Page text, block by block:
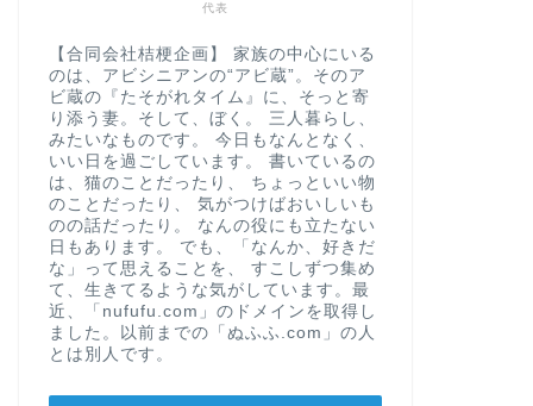
代表
【合同会社桔梗企画】 家族の中心にいる
のは、アビシニアンの“アビ蔵”。そのア
ビ蔵の『たそがれタイム』に、そっと寄
り添う妻。そして、ぼく。 三人暮らし、
みたいなものです。 今日もなんとなく、
いい日を過ごしています。 書いているの
は、猫のことだったり、 ちょっといい物
のことだったり、 気がつけばおいしいも
のの話だったり。 なんの役にも立たない
日もあります。 でも、「なんか、好きだ
な」って思えることを、 すこしずつ集め
て、生きてるような気がしています。最
近、「nufufu.com」のドメインを取得し
ました。以前までの「ぬふふ.com」の人
とは別人です。